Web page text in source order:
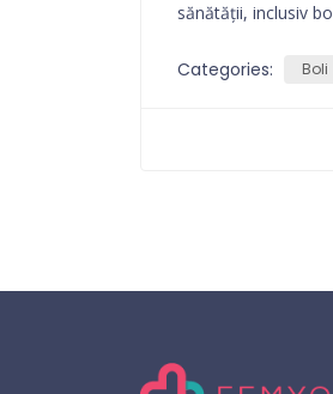
sănătății, inclusiv
Categories: Boli